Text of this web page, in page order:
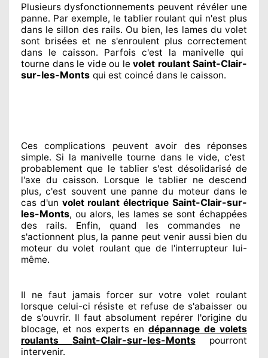
Plusieurs dysfonctionnements peuvent révélerune
panne. Par exemple, le tablier roulant qui n'est plus
dans le sillon des rails. Ou bien, les lames du volet
sont brisées et ne s'enroulent plus correctement
dans le caisson. Parfois c'est la manivelle qui
tourne dans le vide ou le volet roulant Saint-Clair-
sur-les-Monts qui est coincé dans le caisson.
Ces complications peuvent avoir des réponses
simple. Si la manivelle tourne dans le vide, c'est
probablement que le tablier s'est désolidariséde
l'axe du caisson. Lorsque le tablier ne descend
plus, c'est souvent une panne du moteur dans le
cas d'un volet roulant électriqueSaint-Clair-sur-
les-Monts, ou alors, les lames se sont échappées
des rails. Enfin, quand les commandes ne
s'actionnent plus, la panne peut venir aussi bien du
moteur du volet roulant que de l'interrupteur lui-
même.
Il ne faut jamais forcer sur votre volet roulant
lorsque celui-ci résiste et refuse de s'abaisser ou
de s'ouvrir. Il faut absolument repérer l'origine du
blocage, et nos experts en dépannage de volets
roulants Saint-Clair-sur-les-Monts
pourront
intervenir.